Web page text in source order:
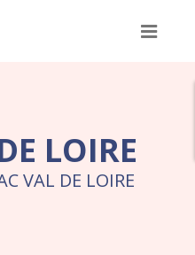
Menu
LOIRE
VAL DE LOIRE